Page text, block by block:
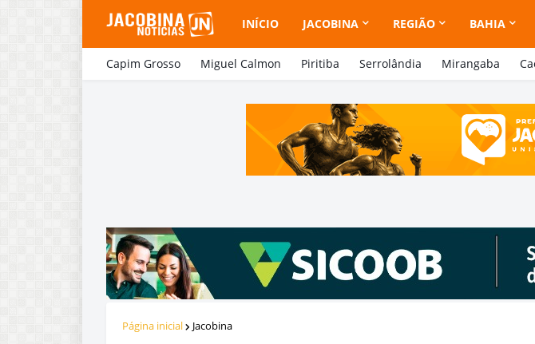
INÍCIO JACOBINA REGIÃO BAHIA
Capim Grosso Miguel Calmon Piritiba Serrolândia Mirangaba
Página inicial Jacobina